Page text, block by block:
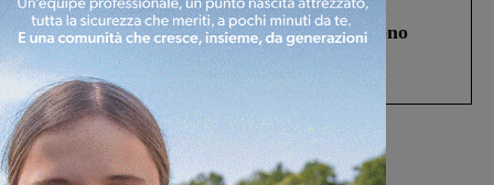
Cronaca 4 Agosto 2026
Un anno fa la strage in A1 in cui morirono
Gianni, Giulia e Franco. Lo schianto, il
processo, lo stop ai sorpassi fra tir....